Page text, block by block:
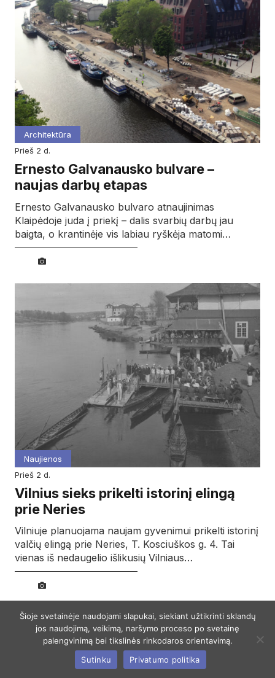
Architektūra
prieš 2 d.
Ernesto Galvanausko bulvare –
naujas darbų etapas
Ernesto Galvanausko bulvaro atnaujinimas
Klaipėdoje juda į priekį – dalis svarbių darbų jau
baigta, o krantinėje vis labiau ryškėja matomi…
Naujienos
prieš 2 d.
Vilnius sieks prikelti istorinį elingą
prie Neries
Vilniuje planuojama naujam gyvenimui prikelti istorinį
valčių elingą prie Neries, T. Kosciuškos g. 4. Tai
vienas iš nedaugelio išlikusių Vilniaus…
Šioje svetainėje naudojami slapukai, siekiant užtikrinti sklandų
jos naudojimą, veikimą, naršymo proceso po svetainę
palengvinimą bei tikslinės rinkodaros orientavimą.
Sutinku
Privatumo politika